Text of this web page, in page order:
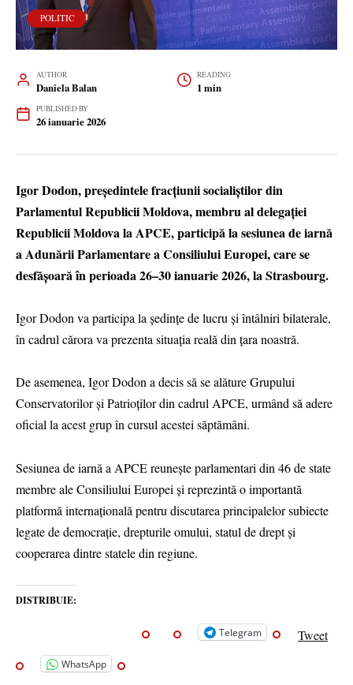
POLITIC
AUTHOR
Daniela Balan
READING
1 min
PUBLISHED BY
26 ianuarie 2026
Igor Dodon, președintele fracțiunii socialiștilor din
Parlamentul Republicii Moldova, membru al delegației
Republicii Moldova la APCE, participă la sesiunea de iarnă
a Adunării Parlamentare a Consiliului Europei, care se
desfășoară în perioada 26–30 ianuarie 2026, la Strasbourg.
Igor Dodon va participa la ședințe de lucru și întâlniri bilaterale,
în cadrul cărora va prezenta situația reală din țara noastră.
De asemenea, Igor Dodon a decis să se alăture Grupului
Conservatorilor și Patrioților din cadrul APCE, urmând să adere
oficial la acest grup în cursul acestei săptămâni.
Sesiunea de iarnă a APCE reunește parlamentari din 46 de state
membre ale Consiliului Europei și reprezintă o importantă
platformă internațională pentru discutarea principalelor subiecte
legate de democrație, drepturile omului, statul de drept și
cooperarea dintre statele din regiune.
DISTRIBUIE:
Telegram Tweet
WhatsApp